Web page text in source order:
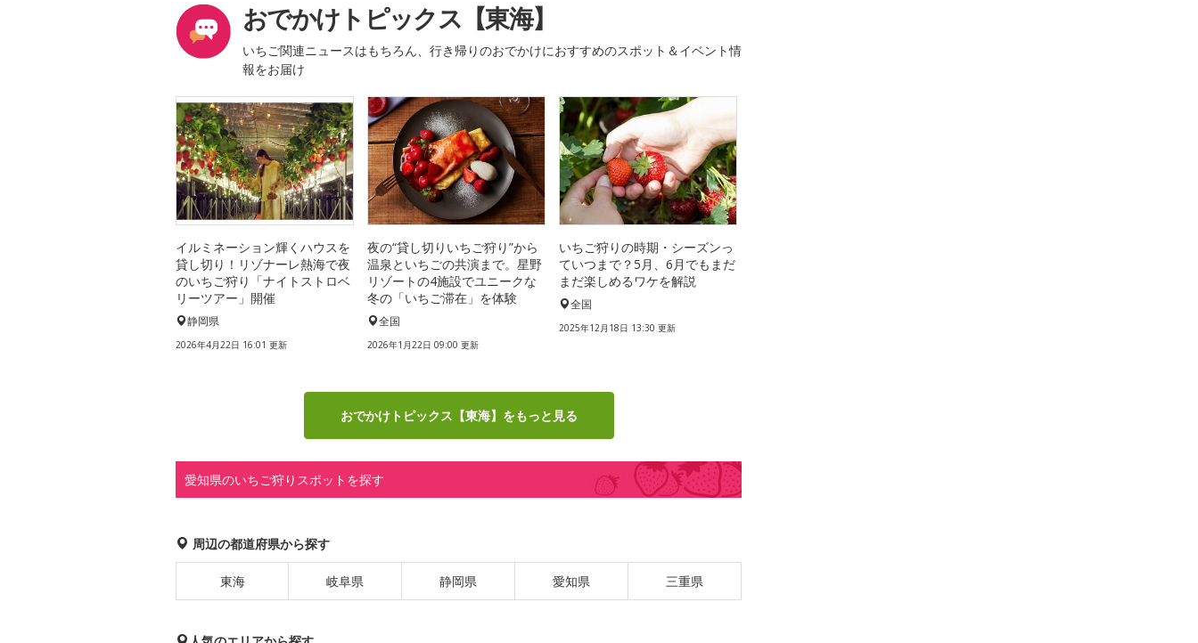
おでかけトピックス【東海】
いちご関連ニュースはもちろん、行き帰りのおでかけにおすすめのスポット＆イベント情
報をお届け
イルミネーション輝くハウスを
貸し切り！リゾナーレ熱海で夜
のいちご狩り「ナイトストロベ
リーツアー」開催
静岡県
2026年4月22日 16:01 更新
夜の“貸し切りいちご狩り”から
温泉といちごの共演まで。星野
リゾートの4施設でユニークな
冬の「いちご滞在」を体験
全国
2026年1月22日 09:00 更新
いちご狩りの時期・シーズンっ
ていつまで？5月、6月でもまだ
まだ楽しめるワケを解説
全国
2025年12月18日 13:30 更新
おでかけトピックス【東海】をもっと見る
愛知県のいちご狩りスポットを探す
周辺の都道府県から探す
東海 岐阜県 静岡県 愛知県 三重県